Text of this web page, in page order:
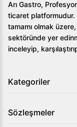
Arı Gastro,
ticaret platformudur.
tamamı olmak
sektöründe yer
inceleyip,
Kategoriler
Sözleşmeler